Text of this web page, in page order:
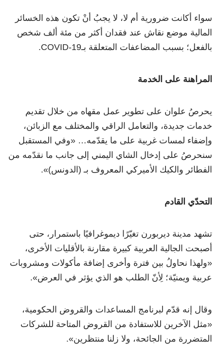
سواء أكانت ضرورية أم لا، لا يجبُ أنْ تكون هذه الخسائر
المالية موضع نقاش عند فقدان أكثر من مئة ألف شخص
بالفعل؛ بسبب المضاعفات المتعلقة بـCOVID-19.
المراهنة على الخدمة
يحرصُ علوان على تطوير عمل مقهاه من خلال تقديم
خدمات جديدة، والتعامل الراقي والمختلف مع الزبائن،
وإضفاء لمسات غربية على ما يقدّمه… «وفي المستقبل
سنحرصُ على إدخال الشاي اليمني إلى جانب ما نقدّمه من
الفطائر والكيك الأميركي المعروف بـ (الدونس)».
التحدّي القادم
تشهد مدينة ديربورن تغيّرًا ديموغرافيًا باستمرار، حتى
أصبحت الجالية العربية كبيرة مقارنة بالأقليات الأخرى،
«ولهذا نحاولُ بين فترة وأخرى إضافة مأكولات ومشروبات
عربية ويمنيّة؛ لِأنّ الطلب هو الذي يؤثر في العرض».
وقال إنه قدّم لبرنامج المساعدات والقروض الحكومية،
«مثل الآخرين للاستفادة من القروض المتاحة للشركات
المتضررة من الجائحة، ولا زلنا منتظرين».